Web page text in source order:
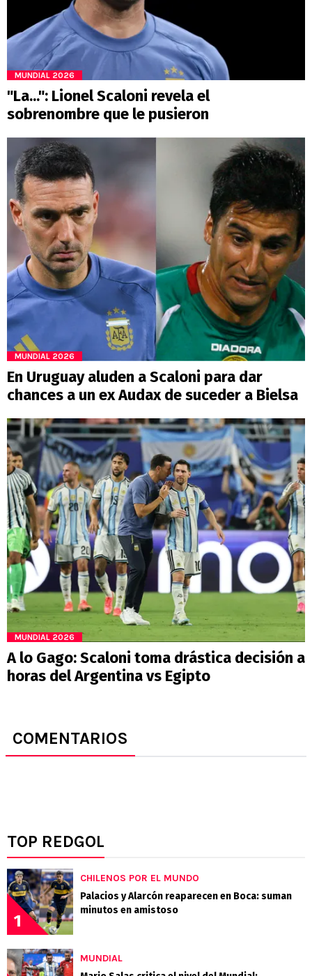
MUNDIAL 2026
"La...": Lionel Scaloni revela el
sobrenombre que le pusieron
MUNDIAL 2026
En Uruguay aluden a Scaloni para dar
chances a un ex Audax de suceder a Bielsa
MUNDIAL 2026
A lo Gago: Scaloni toma drástica decisión a
horas del Argentina vs Egipto
COMENTARIOS
TOP REDGOL
1
CHILENOS POR EL MUNDO
Palacios y Alarcón reaparecen en Boca: suman
minutos en amistoso
MUNDIAL